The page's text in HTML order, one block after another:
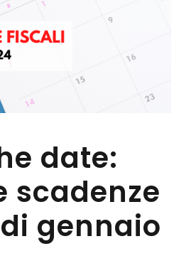
date:
scadenze
gennaio